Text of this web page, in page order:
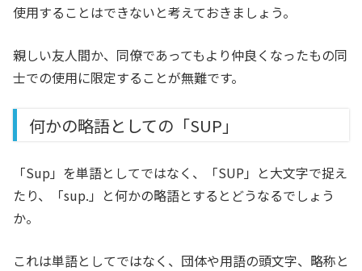
使用することはできないと考えておきましょう。
親しい友人間か、同僚であってもより仲良くなったもの同
士での使用に限定することが無難です。
何かの略語としての「SUP」
「Sup」を単語としてではなく、「SUP」と大文字で捉え
たり、「sup.」と何かの略語とするとどうなるでしょう
か。
これは単語としてではなく、団体や用語の頭文字、略称と